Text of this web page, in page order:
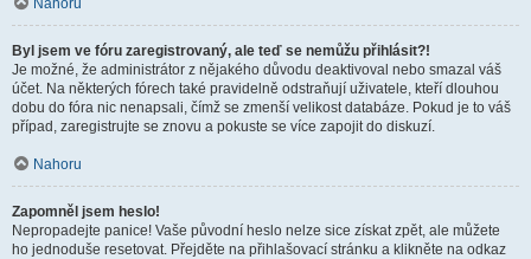
Nahoru
Byl jsem ve fóru zaregistrovaný, ale teď se nemůžu přihlásit?!
Je možné, že administrátor z nějakého důvodu deaktivoval nebo smazal váš
účet. Na některých fórech také pravidelně odstraňují uživatele, kteří dlouhou
dobu do fóra nic nenapsali, čímž se zmenší velikost databáze. Pokud je to váš
případ, zaregistrujte se znovu a pokuste se více zapojit do diskuzí.
Nahoru
Zapomněl jsem heslo!
Nepropadejte panice! Vaše původní heslo nelze sice získat zpět, ale můžete
ho jednoduše resetovat. Přejděte na přihlašovací stránku a klikněte na odkaz